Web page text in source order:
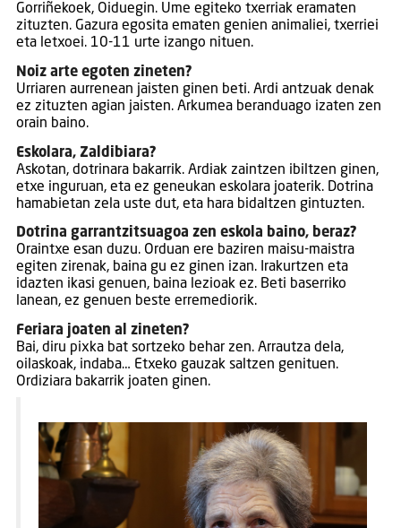
Gorriñekoek, Oiduegin. Ume egiteko txerriak eramaten
zituzten. Gazura egosita ematen genien animaliei, txerriei
eta letxoei. 10-11 urte izango nituen.
Noiz arte egoten zineten?
Urriaren aurrenean jaisten ginen beti. Ardi antzuak denak
ez zituzten agian jaisten. Arkumea beranduago izaten zen
orain baino.
Eskolara, Zaldibiara?
Askotan, dotrinara bakarrik. Ardiak zaintzen ibiltzen ginen,
etxe inguruan, eta ez geneukan eskolara joaterik. Dotrina
hamabietan zela uste dut, eta hara bidaltzen gintuzten.
Dotrina garrantzitsuagoa zen eskola baino, beraz?
Oraintxe esan duzu. Orduan ere baziren maisu-maistra
egiten zirenak, baina gu ez ginen izan. Irakurtzen eta
idazten ikasi genuen, baina lezioak ez. Beti baserriko
lanean, ez genuen beste erremediorik.
Feriara joaten al zineten?
Bai, diru pixka bat sortzeko behar zen. Arrautza dela,
oilaskoak, indaba… Etxeko gauzak saltzen genituen.
Ordiziara bakarrik joaten ginen.